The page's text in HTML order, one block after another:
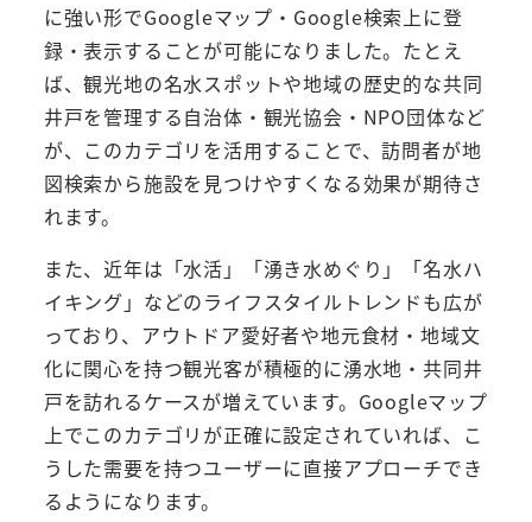
に強い形でGoogleマップ・Google検索上に登
録・表示することが可能になりました。たとえ
ば、観光地の名水スポットや地域の歴史的な共同
井戸を管理する自治体・観光協会・NPO団体など
が、このカテゴリを活用することで、訪問者が地
図検索から施設を見つけやすくなる効果が期待さ
れます。
また、近年は「水活」「湧き水めぐり」「名水ハ
イキング」などのライフスタイルトレンドも広が
っており、アウトドア愛好者や地元食材・地域文
化に関心を持つ観光客が積極的に湧水地・共同井
戸を訪れるケースが増えています。Googleマップ
上でこのカテゴリが正確に設定されていれば、こ
うした需要を持つユーザーに直接アプローチでき
るようになります。